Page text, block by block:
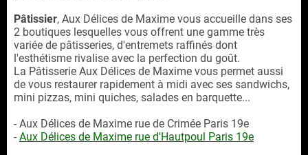
Pâtissier, Aux Délices de Maxime vous accueille dans ses
2 boutiques lesquelles vous offrent une gamme très
variée de pâtisseries, d'entremets raffinés dont
l'esthétisme rivalise avec la perfection du goût.
La Pâtisserie Aux Délices de Maxime vous permet aussi
de vous restaurer rapidement à midi avec ses sandwichs,
mini pizzas, mini quiches, salades en barquette...
- Aux Délices de Maxime rue de Crimée Paris 19e
- Aux Délices de Maxime rue d'Hautpoul Paris 19e